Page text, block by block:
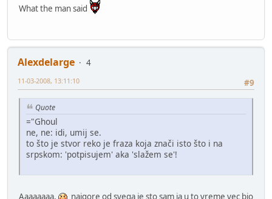
What the man said
Alexdelarge
4
#9
11-03-2008, 13:11:10
Quote
="Ghoul
ne, ne: idi, umij se.
to što je stvor reko je fraza koja znači isto što i na
srpskom: 'potpisujem' aka 'slažem se'!
Aaaaaaaa.
najgore od svega je sto sam ja u to vreme vec bio